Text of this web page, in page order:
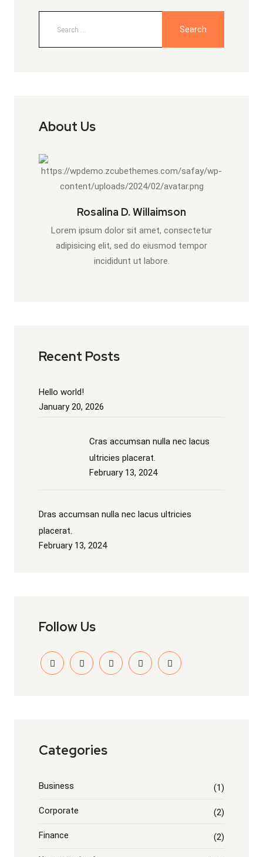
About Us
Rosalina D. Willaimson
Lorem ipsum dolor sit amet, consectetur
adipisicing elit, sed do eiusmod tempor
incididunt ut labore.
Recent Posts
Hello world!
January 20, 2026
Cras accumsan nulla nec lacus
ultricies placerat.
February 13, 2024
Dras accumsan nulla nec lacus ultricies
placerat.
February 13, 2024
Follow Us
Categories
Business (1)
Corporate (2)
Finance (2)